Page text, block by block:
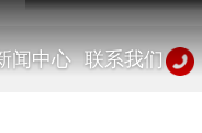
闻中心 联系我们